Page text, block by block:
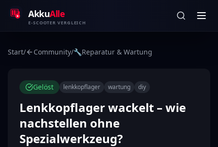
AkkuAlle
E-SCOOTER VERGLEICH
Start/ Community/🔧Reparatur & Wartung
Gelöst lenkkopflager wartung diy
Lenkkopflager wackelt – wie
nachstellen ohne
Spezialwerkzeug?